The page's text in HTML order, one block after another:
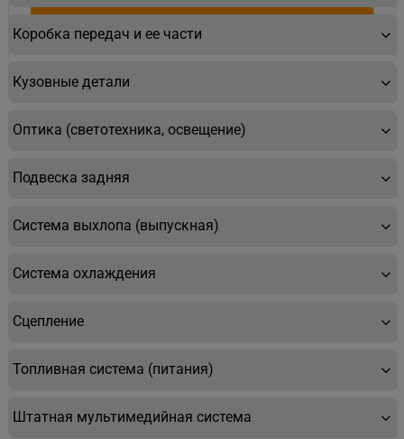
Купить
Коробка передач и ее части
Кузовные детали
Оптика (светотехника, освещение)
Подвеска задняя
Система выхлопа (выпускная)
Система охлаждения
Сцепление
Топливная система (питания)
Штатная мультимедийная система